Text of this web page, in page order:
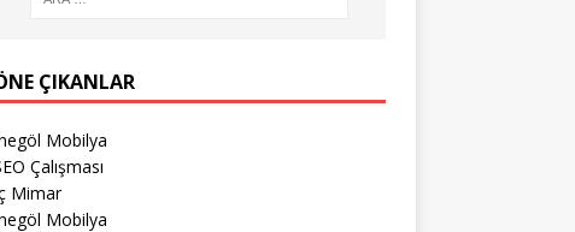
ÇIKANLAR
Mobilya
Çalışması
Mimar
Mobilya